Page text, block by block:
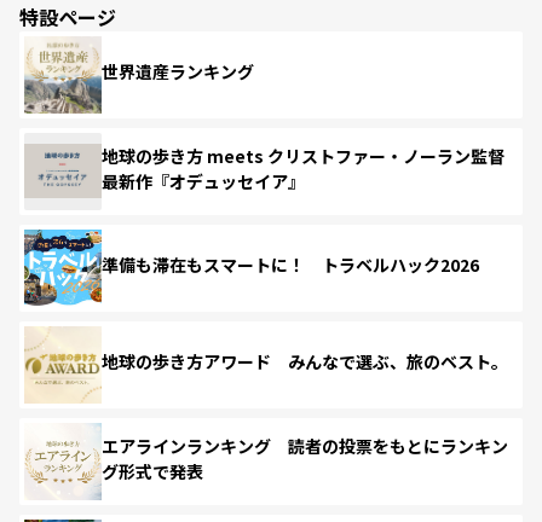
特設ページ
世界遺産ランキング
地球の歩き方 meets クリストファー・ノーラン監督
最新作『オデュッセイア』
準備も滞在もスマートに！ トラベルハック2026
地球の歩き方アワード みんなで選ぶ、旅のベスト。
エアラインランキング 読者の投票をもとにランキン
グ形式で発表